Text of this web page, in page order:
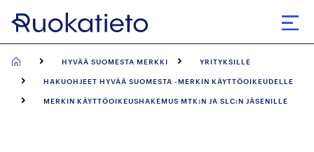
Siirry
suoraan
HYVÄÄ SUOMESTA MERKKI YRITYKSILLE
HAKUOHJEET HYVÄÄ SUOMESTA -MERKIN KÄYTTÖOIKEUDELLE
MERKIN KÄYTTÖOIKEUSHAKEMUS MTK:N JA SLC:N JÄSENILLE